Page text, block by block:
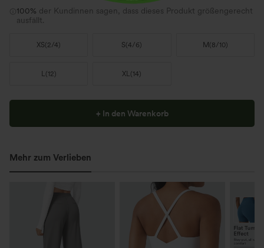
100% der Kundinnen sagen, dass dieses Produkt größengerecht
ausfällt.
XS(2/4) S(4/6) M (8/10)
L(12) XL(14)
+ In den Warenkorb
Mehr zum Verlieben